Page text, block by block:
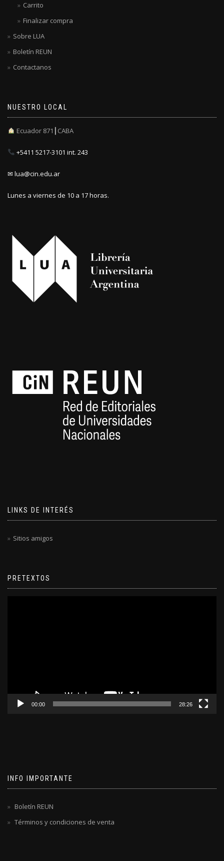
Carrito
Finalizar compra
Sobre LUA
Boletín REUN
Contactanos
NUESTRO LOCAL
Ecuador 871┃CABA
+5411 5217-3101 int. 243
✉ lua@cin.edu.ar
Lunes a viernes de 10 a 17 horas.
LINKS DE INTERÉS
Sitios amigos
PRETEXTOS
00:00 28:26
INFO IMPORTANTE
Boletín REUN
Términos y condiciones de venta